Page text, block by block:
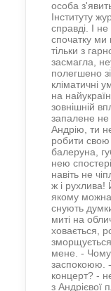
особа
Інституту
справді. І
спочатку
тільки з
засмагла,
полегшено
кліматичні
на
зовнішній
запалене
Андрію, ти
робити
балеруна,
нею
навіть не
ж і рухлива!
якому
снують
миті на
ховається,
мене. - Чому
заспокоюю.
концерт? -
з Андрієвої